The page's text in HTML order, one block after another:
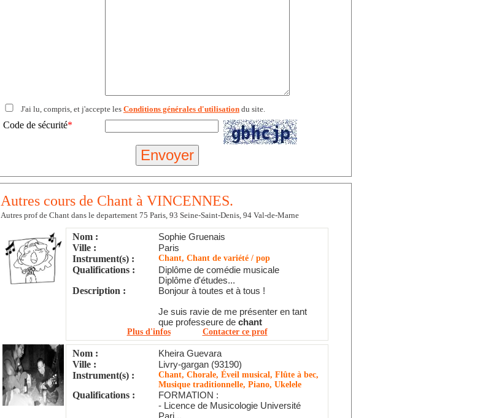
J'ai lu, compris, et j'accepte les Conditions générales d'utilisation du site.
Code de sécurité*
Autres cours de Chant à VINCENNES.
Autres prof de Chant dans le departement 75 Paris, 93 Seine-Saint-Denis, 94 Val-de-Marne
Nom :
Sophie Gruenais
Ville :
Paris
Instrument(s) :
Chant, Chant de variété / pop
Qualifications :
Diplôme de comédie musicale
Diplôme d'études...
Description :
Bonjour à toutes et à tous !
Je suis ravie de me présenter en tant
que professeure de chant
Plus d'infos Contacter ce prof
Nom :
Kheira Guevara
Ville :
Livry-gargan (93190)
Instrument(s) :
Chant, Chorale, Éveil musical, Flûte à bec,
Musique traditionnelle, Piano, Ukelele
Qualifications :
FORMATION :
- Licence de Musicologie Université
Pari...